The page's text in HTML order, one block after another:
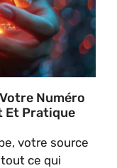
Numéro
Et Pratique
votre source
ce qui